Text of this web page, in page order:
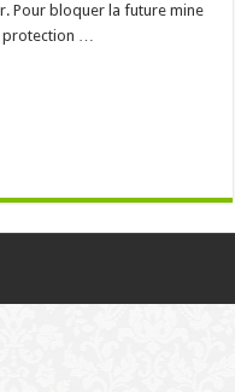
Pour bloquer la future mine
protection …